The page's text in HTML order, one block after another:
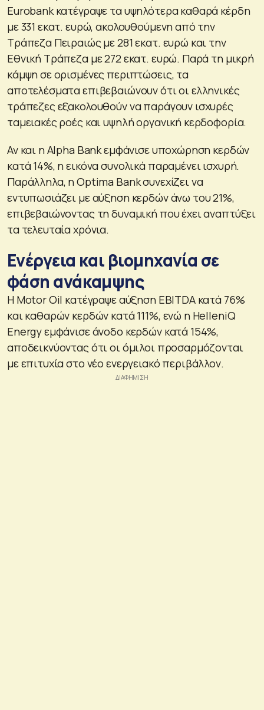
Eurobank κατέγραψε τα υψηλότερα καθαρά κέρδη
με 331 εκατ. ευρώ, ακολουθούμενη από την
Τράπεζα Πειραιώς με 281 εκατ. ευρώ και την
Εθνική Τράπεζα με 272 εκατ. ευρώ. Παρά τη μικρή
κάμψη σε ορισμένες περιπτώσεις, τα
αποτελέσματα επιβεβαιώνουν ότι οι ελληνικές
τράπεζες εξακολουθούν να παράγουν ισχυρές
ταμειακές ροές και υψηλή οργανική κερδοφορία.
Αν και η Alpha Bank εμφάνισε υποχώρηση κερδών
κατά 14%, η εικόνα συνολικά παραμένει ισχυρή.
Παράλληλα, η Optima Bank συνεχίζει να
εντυπωσιάζει με αύξηση κερδών άνω του 21%,
επιβεβαιώνοντας τη δυναμική που έχει αναπτύξει
τα τελευταία χρόνια.
Ενέργεια και βιομηχανία σε
φάση ανάκαμψης
Η Motor Oil κατέγραψε αύξηση EBITDA κατά 76%
και καθαρών κερδών κατά 111%, ενώ η HelleniQ
Energy εμφάνισε άνοδο κερδών κατά 154%,
αποδεικνύοντας ότι οι όμιλοι προσαρμόζονται
με επιτυχία στο νέο ενεργειακό περιβάλλον.